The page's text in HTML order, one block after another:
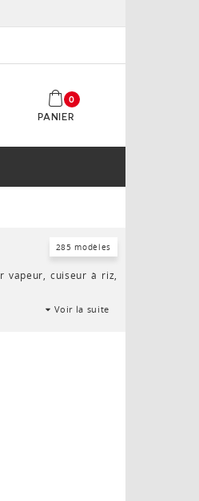
PANIER
0
285 modèles
vapeur, cuiseur à riz,
Voir la suite